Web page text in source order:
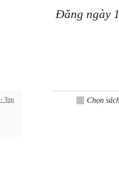
Đăng ngày
Chọn
↑ Top